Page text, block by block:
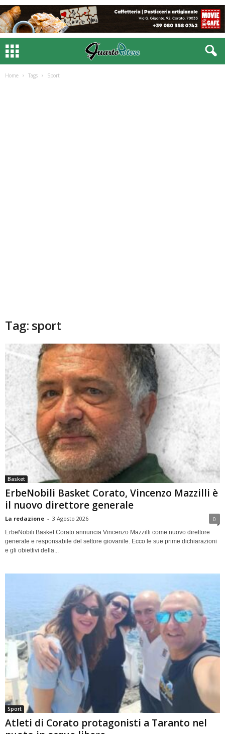
Home Tags Sport
Tag: sport
Basket
ErbeNobili Basket Corato, Vincenzo Mazzilli è
il nuovo direttore generale
La redazione - 3 Agosto 2026 0
ErbeNobili Basket Corato annuncia Vincenzo Mazzilli come nuovo direttore
generale e responsabile del settore giovanile. Ecco le sue prime dichiarazioni
e gli obiettivi della...
Sport
Atleti di Corato protagonisti a Taranto nel